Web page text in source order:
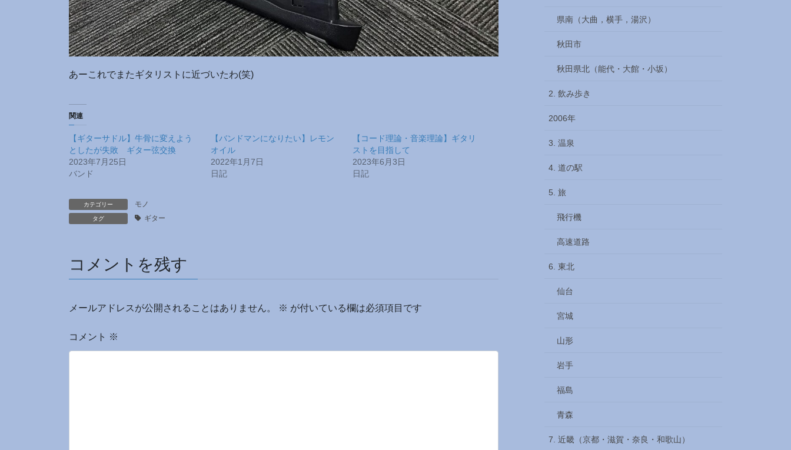
あーこれでまたギタリストに近づいたわ(笑)
関連
【ギターサドル】牛骨に変えよう
としたが失敗 ギター弦交換
2023年7月25日
バンド
【バンドマンになりたい】レモン
オイル
2022年1月7日
日記
【コード理論・音楽理論】ギタリ
ストを目指して
2023年6月3日
日記
カテゴリー モノ
タグ ギター
コメントを残す
メールアドレスが公開されることはありません。 ※ が付いている欄は必須項目です
コメント ※
県南（大曲，横手，湯沢）
秋田市
秋田県北（能代・大館・小坂）
2. 飲み歩き
2006年
3. 温泉
4. 道の駅
5. 旅
飛行機
高速道路
6. 東北
仙台
宮城
山形
岩手
福島
青森
7. 近畿（京都・滋賀・奈良・和歌山）